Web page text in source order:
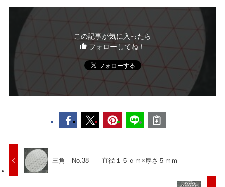
この記事が気に入ったら
フォローしてね！
三角 No.38 直径１５ｃｍ×厚さ５ｍｍ